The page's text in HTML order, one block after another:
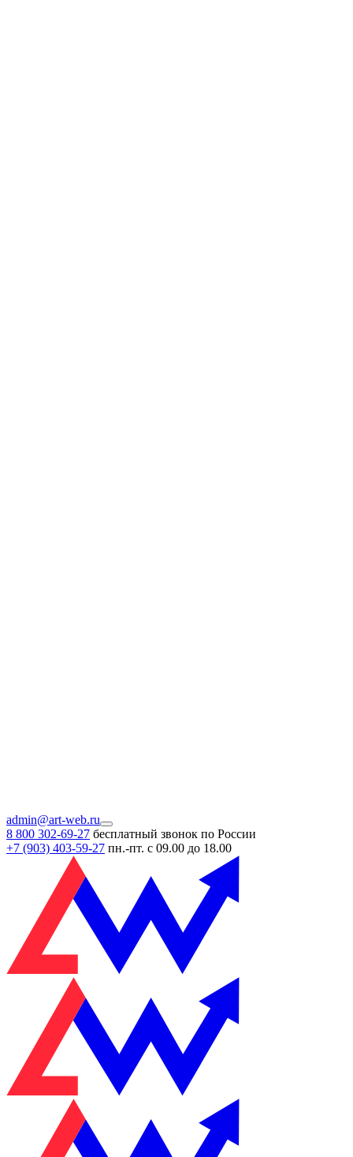
admin@art-web.ru
8 800 302-69-27 бесплатный звонок по России
+7 (903) 403-59-27 пн.-пт. с 09.00 до 18.00